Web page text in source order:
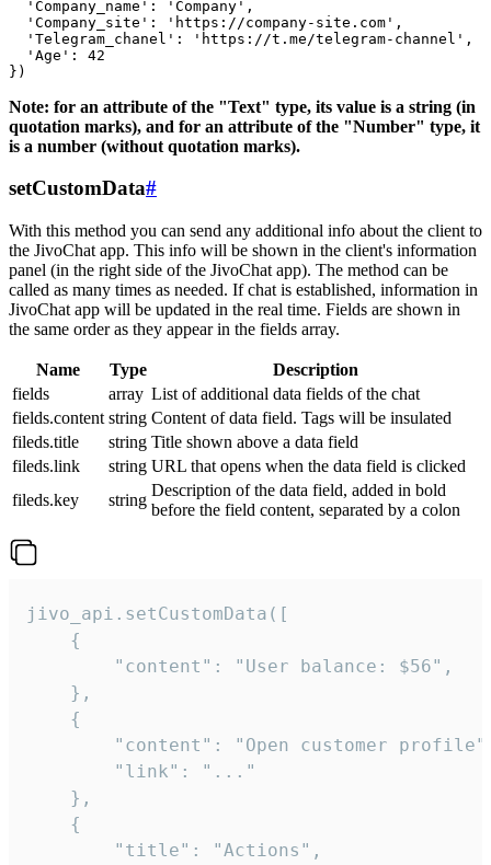
  'Company_name': 'Company',
  'Company_site': 'https://company-site.com',
  'Telegram_chanel': 'https://t.me/telegram-channel',
  'Age': 42
Note: for an attribute of the "Text" type, its value is a string (in
quotation marks), and for an attribute of the "Number" type, it
is a number (without quotation marks).
setCustomData#
With this method you can send any additional info about the client to
the JivoChat app. This info will be shown in the client's information
panel (in the right side of the JivoChat app). The method can be
called as many times as needed. If chat is established, information in
JivoChat app will be updated in the real time. Fields are shown in
the same order as they appear in the fields array.
Name Type
Description
fields
array List of additional data fields of the chat
fields.content string Content of data field. Tags will be insulated
fileds.title
string Title shown above a data field
fileds.link
string URL that opens when the data field is clicked
fileds.key
string
Description of the data field, added in bold
before the field content, separated by a colon
jivo_api.setCustomData([
    {
        "content": "User balance: $56",
    },
    {
"content": "Open customer
        "link": "..."
    },
    {
        "title": "Actions",